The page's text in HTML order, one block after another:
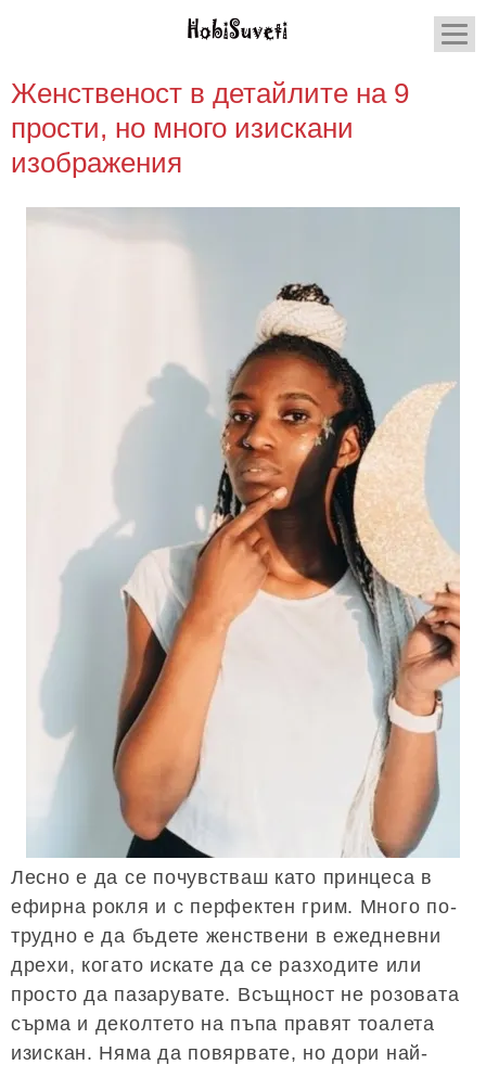
Женственост в детайлите на 9
прости, но много изискани
изображения
Лесно е да се почувстваш като принцеса в
ефирна рокля и с перфектен грим. Много по-
трудно е да бъдете женствени в ежедневни
дрехи, когато искате да се разходите или
просто да пазарувате. Всъщност не розовата
сърма и деколтето на пъпа правят тоалета
изискан. Няма да повярвате, но дори най-